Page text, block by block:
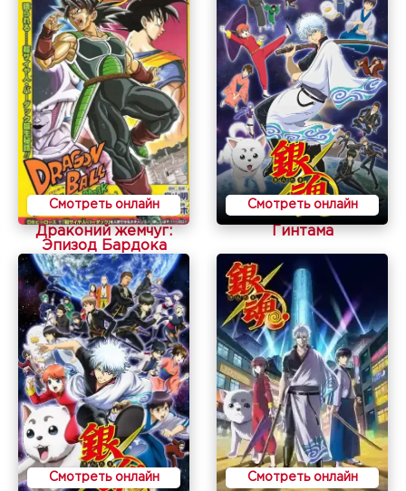
Смотреть онлайн
Драконий жемчуг:
Эпизод Бардока
Смотреть онлайн
Гинтама
Смотреть онлайн Смотреть онлайн